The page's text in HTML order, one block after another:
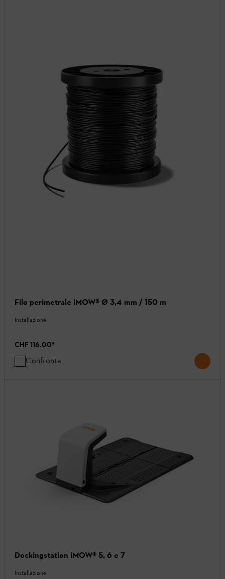
Filo perimetrale iMOW® Ø 3,4 mm / 150 m
Installazione
CHF 116.00*
Confronta
Dockingstation iMOW® 5, 6 e 7
Installazione